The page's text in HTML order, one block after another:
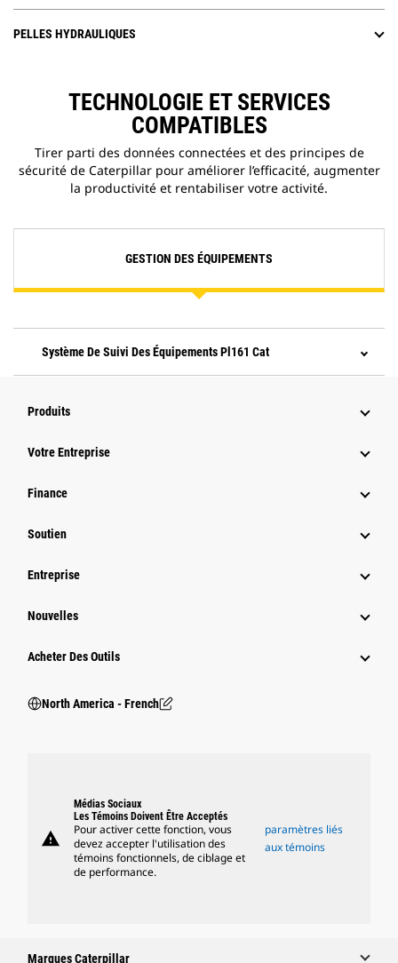
PELLES HYDRAULIQUES
TECHNOLOGIE ET SERVICES
COMPATIBLES
Tirer parti des données connectées et des principes de
sécurité de Caterpillar pour améliorer l’efficacité, augmenter
la productivité et rentabiliser votre activité.
GESTION DES ÉQUIPEMENTS
Système De Suivi Des Équipements Pl161 Cat
Produits
Votre Entreprise
Finance
Soutien
Entreprise
Nouvelles
Acheter Des Outils
North America - French
warning
Médias Sociaux
Les Témoins Doivent Être Acceptés
Pour activer cette fonction, vous
devez accepter l'utilisation des
témoins fonctionnels, de ciblage et
de performance.
paramètres liés
aux témoins
Marques Caterpillar